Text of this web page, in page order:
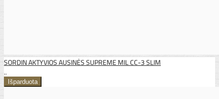
SORDIN AKTYVIOS AUSINĖS SUPREME MIL CC-3 SLIM
..